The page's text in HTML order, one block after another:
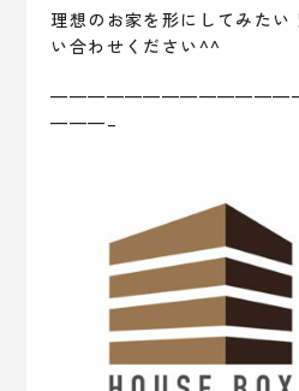
理想のお家を形にしてみたい
い合わせください^^
———–